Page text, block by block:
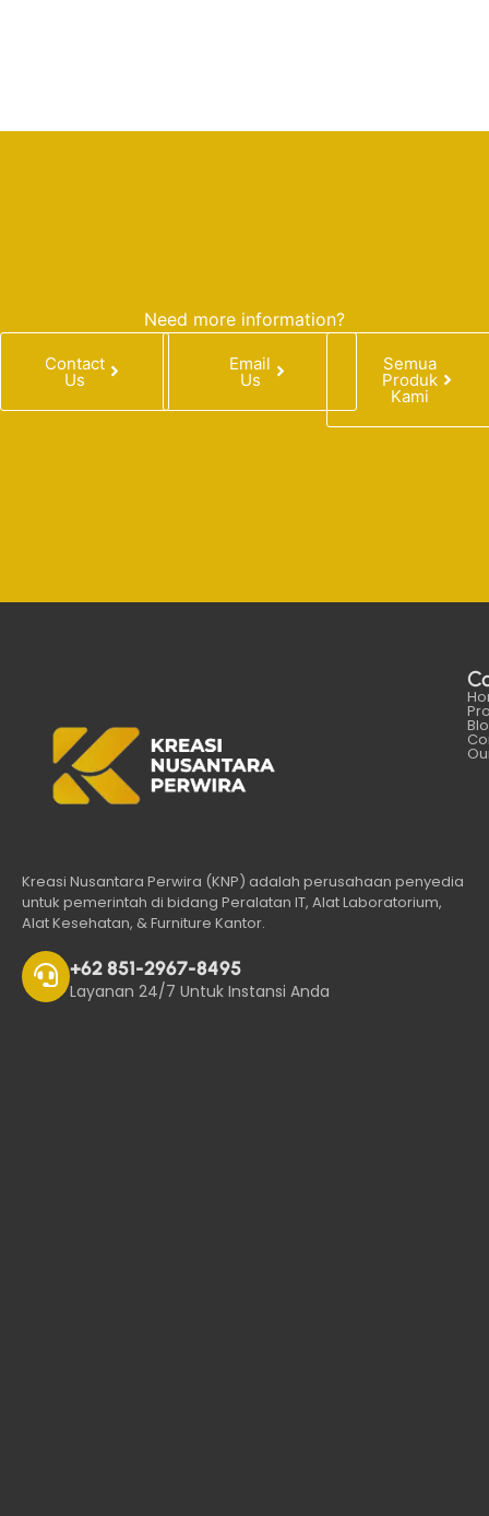
Need more information?
Contact
Us
Email
Us
Semua
Produk
Kami
Kreasi Nusantara Perwira (KNP) adalah perusahaan penyedia
untuk pemerintah di bidang Peralatan IT, Alat Laboratorium,
Alat Kesehatan, & Furniture Kantor.
+62 851-2967-8495
Layanan 24/7 Untuk Instansi Anda